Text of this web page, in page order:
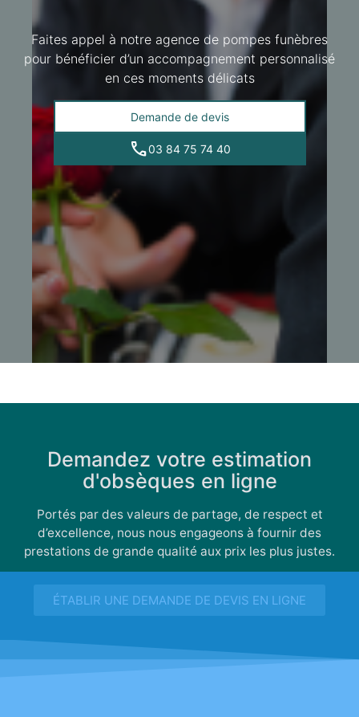
Faites appel à notre agence de pompes funèbres
pour bénéficier d’un accompagnement personnalisé
en ces moments délicats
Demande de devis
03 84 75 74 40
Demandez votre estimation
d'obsèques en ligne
Portés par des valeurs de partage, de respect et
d’excellence, nous nous engageons à fournir des
prestations de grande qualité aux prix les plus justes.
ÉTABLIR UNE DEMANDE DE DEVIS EN LIGNE